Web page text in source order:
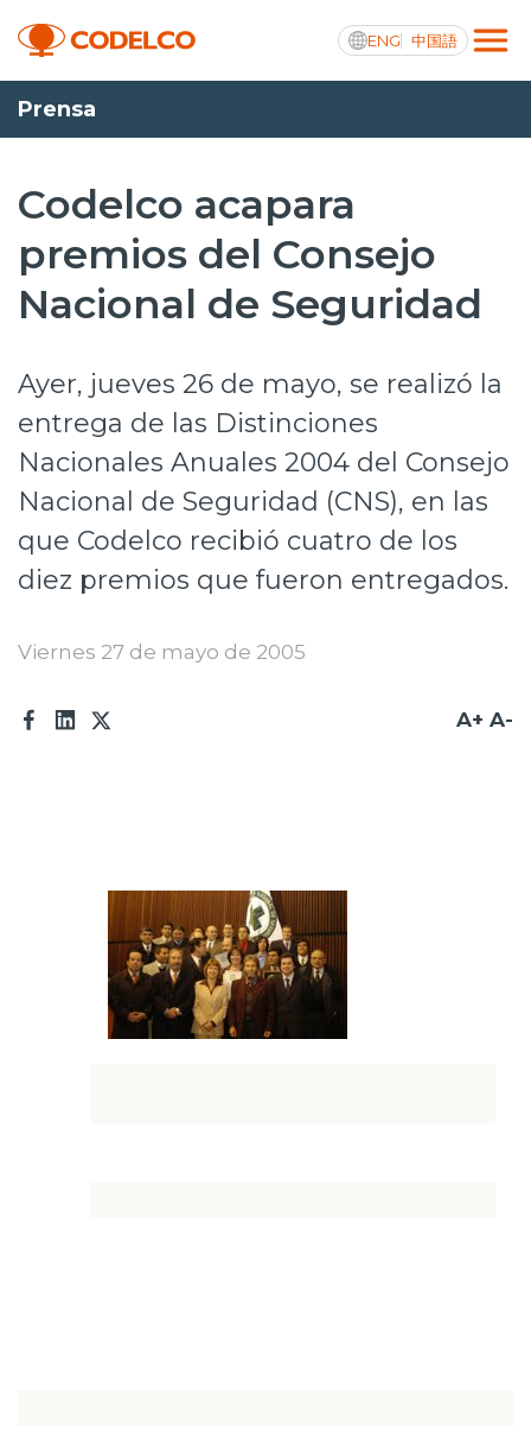
ENG 中国語
Transparencia activa
Nosotros
Operaciones
Sustentabilidad
Innovación
Inversionistas
Transparencia activa
Canales de denuncia
Prensa
Codelco acapara
premios del Consejo
Nacional de Seguridad
Ayer, jueves 26 de mayo, se realizó la
entrega de las Distinciones
Nacionales Anuales 2004 del Consejo
Nacional de Seguridad (CNS), en las
que Codelco recibió cuatro de los
diez premios que fueron entregados.
Viernes 27 de mayo de 2005
A+ A-